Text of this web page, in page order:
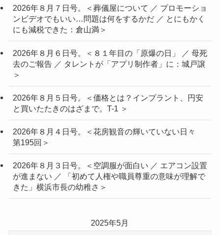
2026年８月７日号。＜葬儀屋について ／ プロモーショ
ンビデオでもいい…問題は何をするかだ ／ とにもかく
にも減税できた：倉山満＞
2026年８月６日号。＜８１年目の「原爆の日」 ／ 母死
去のご報告 ／ タレントが「アプリ制作者」に：城戸譲
＞
2026年８月５日号。＜価格とは？インプラント、円安
と買いたたきのはざまで。T-1 ＞
2026年８月４日号。＜花房観音の輝いていない日々
第195回＞
2026年８月３日号。＜空調服が面白い ／ エアコン設置
が進まない ／ 「初めて人権や職員尊重の意味が理解で
きた」横浜市長の幼稚さ＞
2025年5月